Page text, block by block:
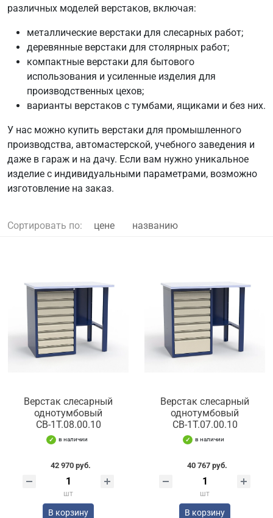
различных моделей верстаков, включая:
металлические верстаки для слесарных работ;
деревянные верстаки для столярных работ;
компактные верстаки для бытового
использования и усиленные изделия для
производственных цехов;
варианты верстаков с тумбами, ящиками и без них.
У нас можно купить верстаки для промышленного
производства, автомастерской, учебного заведения и
даже в гараж и на дачу. Если вам нужно уникальное
изделие с индивидуальными параметрами, возможно
изготовление на заказ.
Сортировать по: цене названию
Верстак слесарный
однотумбовый
СВ-1Т.08.00.10
в наличии
42 970 руб.
шт
В корзину
Верстак слесарный
однотумбовый
СВ-1Т.07.00.10
в наличии
40 767 руб.
шт
В корзину